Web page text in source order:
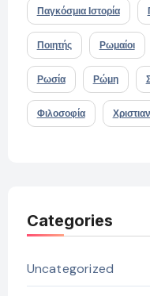
Παγκόσμια Ιστορία
Ποιητής Ρωμαίοι
Ρωσία Ρώμη
Φιλοσοφία
Categories
Uncategorized